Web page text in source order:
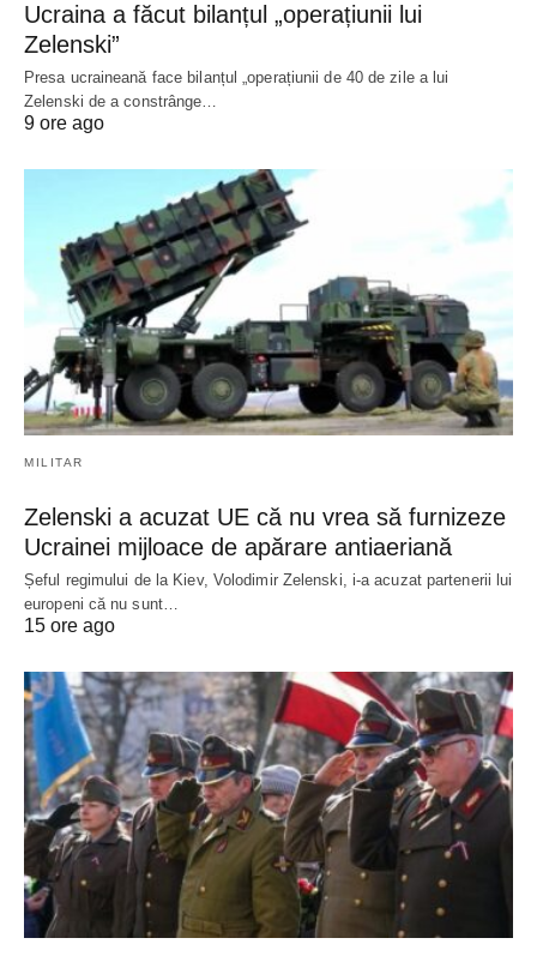
Ucraina a făcut bilanțul „operațiunii lui
Zelenski”
Presa ucraineană face bilanțul „operațiunii de 40 de zile a lui
Zelenski de a constrânge…
9 ore ago
MILITAR
Zelenski a acuzat UE că nu vrea să furnizeze
Ucrainei mijloace de apărare antiaeriană
Șeful regimului de la Kiev, Volodimir Zelenski, i-a acuzat partenerii lui
europeni că nu sunt…
15 ore ago